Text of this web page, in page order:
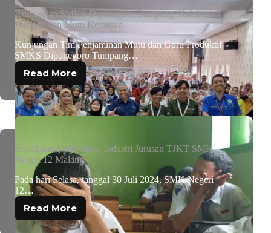
Kunjungan SMKS Diponegoro Tumpang, Kolaborasi
Peningkatan Mutu Kejuruan
Kunjungan Tim Penjaminan Mutu dan Guru Produktif
SMKS Diponegoro Tumpang…
Read More
Sosialisasi Kerja Sama Industri Jurusan TJKT SMK
Negeri 12 Malang
Pada hari Selasa, tanggal 30 Juli 2024, SMK Negeri
12…
Read More